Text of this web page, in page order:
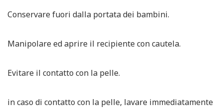
Conservare fuori dalla portata dei bambini.
Manipolare ed aprire il recipiente con cautela.
Evitare il contatto con la pelle.
in caso di contatto con la pelle, lavare immediatamente